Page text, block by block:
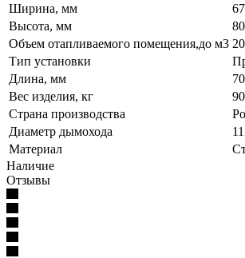
Ширина, мм
Высота, мм
Объем отапливаемого помещения,до м3 20
Тип установки
Длина, мм
Вес изделия, кг
90
Страна производства
Диаметр дымохода
Материал
Наличие
Отзывы